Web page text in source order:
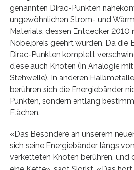
genannten Dirac-Punkten
ungewöhnlichen Strom- und
Materials, dessen Entdecker 2010
Nobelpreis geehrt wurden. Da die
Dirac-Punkten komplett
diese auch Knoten (in Analogie
Stehwelle). In anderen
berühren sich die Energiebänder
Punkten, sondern entlang
Flächen.
«Das Besondere an unserem
sich seine Energiebänder längs
verketteten Knoten berühren, und